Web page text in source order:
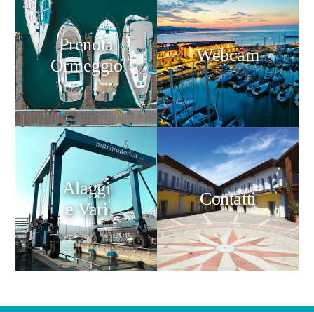
Prenota
Ormeggio
Webcam
Alaggi
e Vari
Contatti